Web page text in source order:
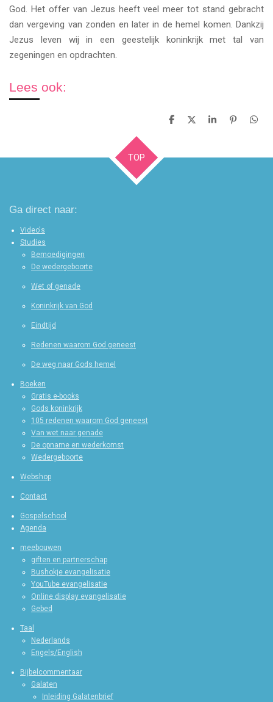
God. Het offer van Jezus heeft veel meer tot stand gebracht
dan vergeving van zonden en later in de hemel komen. Dankzij
Jezus leven wij in een geestelijk koninkrijk met tal van
zegeningen en opdrachten.
Lees ook:
D
n
D
S
e
P
e
D
n
TOP
Ga direct naar:
Video's
Studies
Bemoedigingen
De wedergeboorte
Wet of genade
Koninkrijk van God
Eindtijd
Redenen waarom God geneest
De weg naar Gods hemel
Boeken
Gratis e-books
Gods koninkrijk
105 redenen waarom God geneest
Van wet naar genade
De opname en wederkomst
Wedergeboorte
Webshop
Contact
Gospelschool
Agenda
meebouwen
giften en partnerschap
Bushokje evangelisatie
YouTube evangelisatie
Online display evangelisatie
Gebed
Taal
Nederlands
Engels/English
Bijbelcommentaar
Galaten
Inleiding Galatenbrief